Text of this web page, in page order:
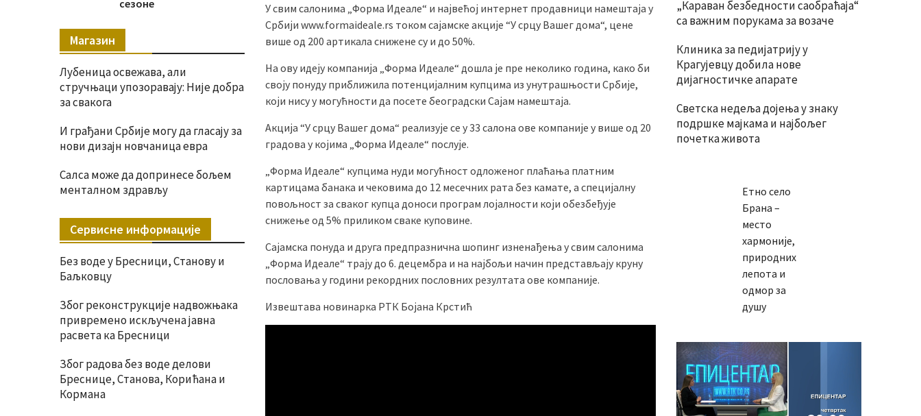
У свим салонима „Форма Идеале“ и највећој интернет продавници намештаја у
Србији www.formaideale.rs током сајамске акције “У срцу Вашег дома“, цене
више од 200 артикала снижене су и до 50%.
На ову идеју компанија „Форма Идеале“ дошла је пре неколико година, како би
своју понуду приближила потенцијалним купцима из унутрашњости Србије,
који нису у могућности да посете београдски Сајам намештаја.
Акција “У срцу Вашег дома“ реализује се у 33 салона ове компаније у више од 20
градова у којима „Форма Идеале“ послује.
„Форма Идеале“ купцима нуди могућност одложеног плаћања платним
картицама банака и чековима до 12 месечних рата без камате, а специјалну
повољност за сваког купца доноси програм лојалности који обезбеђује
снижење од 5% приликом сваке куповине.
Сајамска понуда и друга предпразнична шопинг изненађења у свим салонима
„Форма Идеале“ трају до 6. децембра и на најбољи начин представљају круну
пословања у години рекордних пословних резултата ове компаније.
Извештава новинарка РТК Бојана Крстић
„Караван безбедности саобраћаја“
са важним порукама за возаче
Клиника за педијатрију у
Крагујевцу добила нове
дијагностичке апарате
Светска недеља дојења у знаку
подршке мајкама и најбољег
почетка живота
Етно село
Брана –
место
хармоније,
природних
лепота и
одмор за
душу
сезоне
Магазин
Лубеница освежава, али
стручњаци упозоравају: Није добра
за свакога
И грађани Србије могу да гласају за
нови дизајн новчаница евра
Салса може да допринесе бољем
менталном здрављу
Сервисне информације
Без воде у Бресници, Станову и
Баљковцу
Због реконструкције надвожњака
привремено искључена јавна
расвета ка Бресници
Због радова без воде делови
Бреснице, Станова, Корићана и
Кормана